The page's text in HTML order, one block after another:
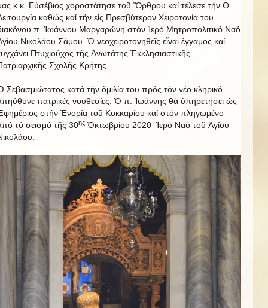
κ.κ. Εὐσέβιος χοροστάτησε τοῦ Ὂρθρου καί τέλεσε τήν Θ.
καθώς καί τήν εἰς Πρεσβύτερον Χειροτονία του
π. Ἰωάννου Μαργαρώνη στόν Ἱερό Μητροπολιτικό Ναό
Νικολάου Σάμου. Ὁ νεοχειροτονηθεῖς εἶναι ἒγγαμος καί
Πτυχιούχος τῆς Ἀνωτάτης Ἐκκλησιαστικῆς
Σχολῆς Κρήτης.
Σεβασμιώτατος κατά τήν ὁμιλία του πρός τόν νέο κληρικό
πατρικές νουθεσίες. Ὁ π. Ἰωάννης θά ὑπηρετήσει ὡς
στήν Ἐνορία τοῦ Κοκκαρίου καί στόν πληγωμένο
τό σεισμό τῆς 30ης Ὀκτωβρίου 2020 Ἱερό Ναό τοῦ Ἁγίου